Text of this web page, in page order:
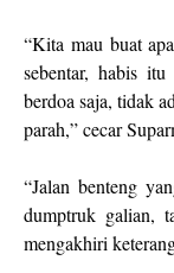
“Kita mau buat
sebentar, habis
berdoa saja, tidak
parah,” cecar
“Jalan benteng
dumptruk galian,
mengakhiri